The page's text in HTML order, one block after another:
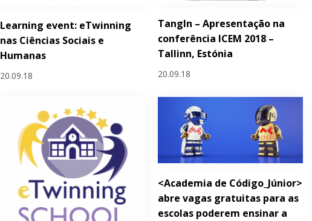
Learning event: eTwinning
nas Ciências Sociais e
Humanas
20.09.18
TangIn – Apresentação na
conferência ICEM 2018 –
Tallinn, Estónia
20.09.18
<Academia de Código_Júnior>
abre vagas gratuitas para as
escolas poderem ensinar a